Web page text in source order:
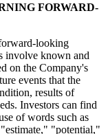
FORWARD-
looking
involve known and
on the Company's
events that the
results of
Investors can find
of words such as
"potential,"